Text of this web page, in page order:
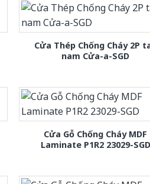
Cửa Thép Chống Cháy 2P
nam Cửa-a-SGD
Cửa Gỗ Chống Cháy MDF
Laminate P1R2 23029-SGD